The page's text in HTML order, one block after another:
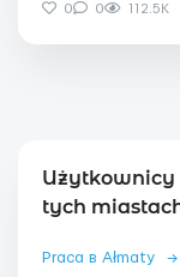
0 0 112.5K
Użytkownicy
tych
Praca в Ałmaty →